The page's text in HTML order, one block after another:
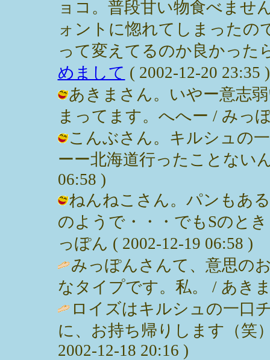
ョコ。普段甘い物食べませ
ォントに惚れてしまったの
って変えてるのか良かった
めまして ( 2002-12-20 23:35 )
あきまさん。いやー意志
まってます。へへー / みっ
こんぶさん。キルシュの
ーー北海道行ったことない
06:58 )
ねんねこさん。パンもあ
のようで・・・でもSのと
っぽん ( 2002-12-19 06:58 )
みっぽんさんて、意思の
なタイプです。私。 / あき
ロイズはキルシュの一口
に、お持ち帰りします（笑
2002-12-18 20:16 )